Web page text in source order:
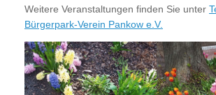
Weitere Veranstaltungen finden Sie unter
Bürgerpark-Verein Pankow e.V.